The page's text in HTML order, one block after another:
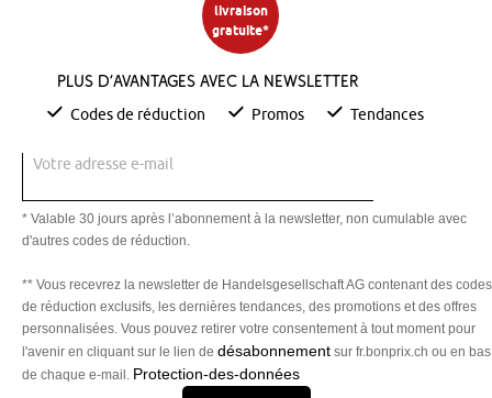
livraison
gratuite*
Plus d’avantages avec la newsletter
Codes de réduction Promos Tendances
Votre adresse e-mail
* Valable 30 jours après l’abonnement à la newsletter, non cumulable avec
d'autres codes de réduction.
** Vous recevrez la newsletter de Handelsgesellschaft AG contenant des codes
de réduction exclusifs, les dernières tendances, des promotions et des offres
personnalisées. Vous pouvez retirer votre consentement à tout moment pour
l'avenir en cliquant sur le lien de désabonnement sur fr.bonprix.ch ou en bas
de chaque e-mail. Protection-des-données